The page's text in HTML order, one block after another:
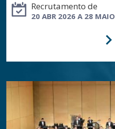
Recrutamento de
20 ABR 2026 A 28